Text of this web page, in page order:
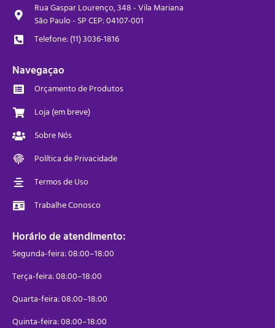
Rua Gaspar Lourenço, 348 - Vila Mariana
São Paulo - SP CEP: 04107-001
Telefone: (11) 3036-1816
Navegaçao
Orçamento de Produtos
Loja (em breve)
Sobre Nós
Política de Privacidade
Termos de Uso
Trabalhe Conosco
Horário de atendimento:
Segunda-feira: 08:00–18:00
Terça-feira: 08:00–18:00
Quarta-feira: 08:00–18:00
Quinta-feira: 08:00–18:00